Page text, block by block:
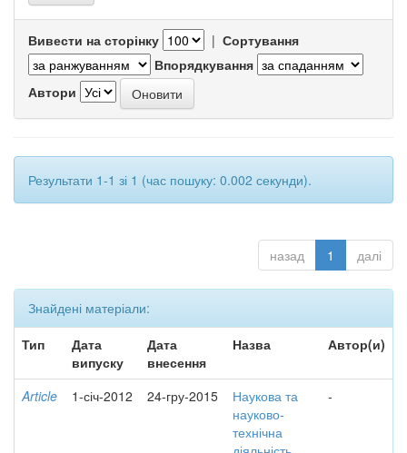
Вивести на сторінку | Сортування
Впорядкування
Автори
Результати 1-1 зі 1 (час пошуку: 0.002 секунди).
назад 1 далі
Знайдені матеріали:
Тип
Дата
випуску
Дата
внесення
Назва Автор(и)
Article 1-січ-2012 24-гру-2015
Наукова та
науково-
технічна
-